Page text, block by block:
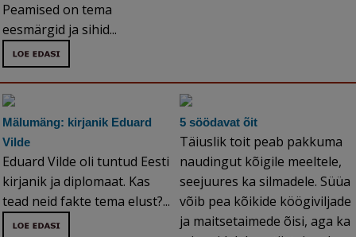
Peamised on tema
eesmärgid ja sihid...
Mälumäng: kirjanik Eduard
Vilde
Eduard Vilde oli tuntud Eesti
kirjanik ja diplomaat. Kas
tead neid fakte tema elust?...
5 söödavat õit
Täiuslik toit peab pakkuma
naudingut kõigile meeltele,
seejuures ka silmadele. Süüa
võib pea kõikide köögiviljade
ja maitsetaimede õisi, aga ka